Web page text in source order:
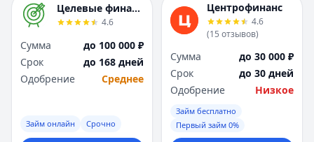
Я
Ярославль
Вся Россия
Я
Ярославль
Вся Россия
Целевые финансы
4.6
Сумма
до 100 000 ₽
Срок
до 168 дней
Одобрение
Среднее
Займ онлайн Срочно
Центрофинанс
4.6
(15 отзывов)
Сумма
до 30 000 ₽
Срок
до 30 дней
Одобрение
Низкое
Займ бесплатно
Первый займ 0%